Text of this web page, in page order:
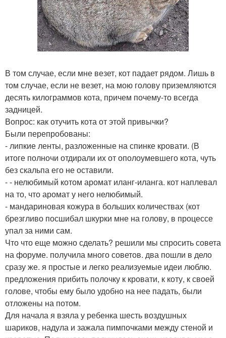
В том случае, если мне везет, кот падает рядом. Лишь в
том случае, если не везет, на мою голову приземляются
десять килограммов кота, причем почему-то всегда
задницей.
Вопрос: как отучить кота от этой привычки?
Были перепробованы:
- липкие ленты, разложенные на спинке кровати. (В
итоге полночи отдирали их от ополоумевшего кота, чуть
без скальпа его не оставили.
- - нелюбимый котом аромат иланг-иланга. кот наплевал
на то, что аромат у него нелюбимый.
- мандариновая кожура в больших количествах (кот
брезгливо посшибал шкурки мне на голову, в процессе
упал за ними сам.
Что что еще можно сделать? решили мы спросить совета
на форуме. получила много советов. два пошли в дело
сразу же. я простые и легко реализуемые идеи люблю.
предложения прибить полочку к кровати, к коту, к своей
голове, чтобы ему было удобно на нее падать, были
отложены на потом.
Для начала я взяла у ребенка шесть воздушных
шариков, надула и зажала пимпочками между стеной и